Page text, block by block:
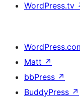
WordPress.tv
Matt ↗
bbPress ↗
BuddyPress ↗